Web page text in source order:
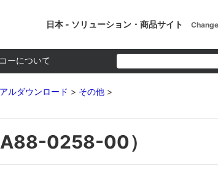
日本 - ソリューション・商品サイト Change
ーについて
ルダウンロード
その他
0258-00）